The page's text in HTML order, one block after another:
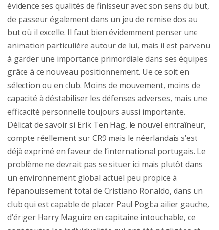
évidence ses qualités de finisseur avec son sens du but,
de passeur également dans un jeu de remise dos au
but où il excelle. Il faut bien évidemment penser une
animation particulière autour de lui, mais il est parvenu
à garder une importance primordiale dans ses équipes
grâce à ce nouveau positionnement. Ue ce soit en
sélection ou en club. Moins de mouvement, moins de
capacité à déstabiliser les défenses adverses, mais une
efficacité personnelle toujours aussi importante.
Délicat de savoir si Erik Ten Hag, le nouvel entraîneur,
compte réellement sur CR9 mais le néerlandais s’est
déjà exprimé en faveur de l’international portugais. Le
problème ne devrait pas se situer ici mais plutôt dans
un environnement global actuel peu propice à
l’épanouissement total de Cristiano Ronaldo, dans un
club qui est capable de placer Paul Pogba ailier gauche,
d’ériger Harry Maguire en capitaine intouchable, ce